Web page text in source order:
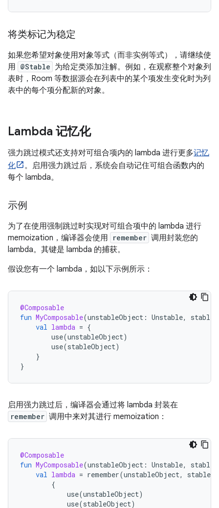
将类标记为稳定
如果您希望对象使用对象等式（而非实例等式），请继续使
用 @Stable 为给定类添加注解。例如，在观察整个对象列
表时，Room 等数据源会在列表中的某个项发生变化时为列
表中的每个项分配新的对象。
Lambda 记忆化
强力跳过模式还支持对可组合项内的 lambda 进行更多记忆
化
。启用强力跳过后，系统会自动记住可组合函数内的
每个 lambda。
示例
为了在使用强制跳过时实现对可组合项中的 lambda 进行
memoization，编译器会使用
remember 调用封装您的
lambda。其键是 lambda 的捕获。
假设您有一个 lambda，如以下示例所示：
@Composable
fun MyComposable(unstableObject : Unstable,
val lambda = {
use(unstableObject)
use(stableObject)
}
}
启用强力跳过后，编译器会通过将 lambda 封装在
remember 调用中来对其进行 memoization：
@Composable
fun MyComposable(unstableObject : Unstable,
val lambda = remember(unstableObject,
{
use(unstableObject)
use(stableObject)